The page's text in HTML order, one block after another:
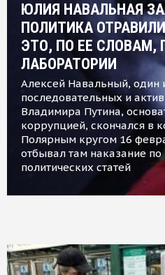
ЮЛИЯ НАВАЛЬНАЯ
ПОЛИТИКА
ЭТО, ПО ЕЕ СЛОВАМ,
ЛАБОРАТОРИИ
Алексей Навальный, один
последовательных и
Владимира Путина,
коррупцией, скончался в
Полярным кругом 16
отбывал там наказание
политических статей